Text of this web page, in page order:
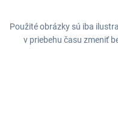
Použité obrázky sú iba
v priebehu času zmeniť